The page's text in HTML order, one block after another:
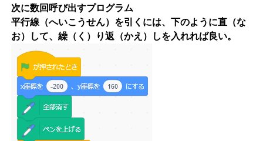
次に数回呼び出すプログラム
平行線（へいこうせん）を引くには、下のように直（な
お）して、繰（く）り返（かえ）しを入れれば良い。